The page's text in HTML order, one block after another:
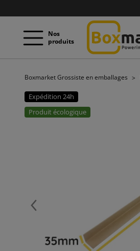
Nos
produits
Boxmarket Grossiste en emballages
Expédition 24h
Produit écologique
Précédent